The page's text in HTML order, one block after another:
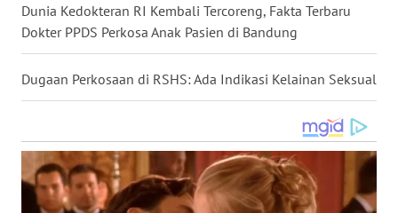
Dunia Kedokteran RI Kembali Tercoreng, Fakta Terbaru
Dokter PPDS Perkosa Anak Pasien di Bandung
Dugaan Perkosaan di RSHS: Ada Indikasi Kelainan Seksual
WN
WN
SULSEL